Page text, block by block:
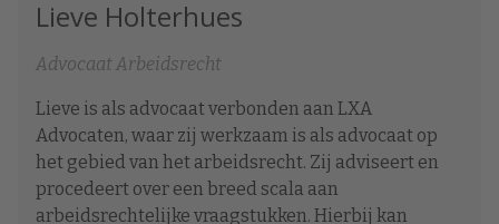
Lieve Holterhues
Advocaat Arbeidsrecht
Lieve is als advocaat verbonden aan LXA
Advocaten, waar zij werkzaam is als advocaat op
het gebied van het arbeidsrecht. Zij adviseert en
procedeert over een breed scala aan
arbeidsrechtelijke vraagstukken. Hierbij kan